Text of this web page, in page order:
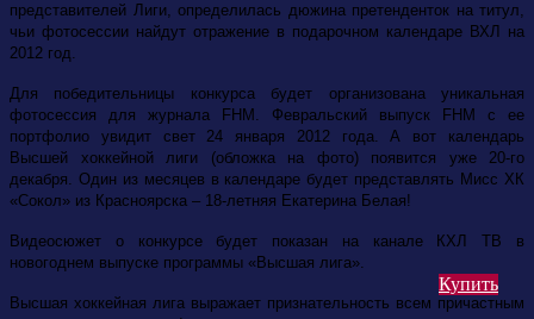
представителей Лиги, определилась дюжина претенденток на титул,
чьи фотосессии найдут отражение в подарочном календаре ВХЛ на
2012 год.
Для победительницы конкурса будет организована уникальная
фотосессия для журнала FHM. Февральский выпуск FHM c ее
портфолио увидит свет 24 января 2012 года. А вот календарь
Высшей хоккейной лиги (обложка на фото) появится уже 20-го
декабря. Один из месяцев в календаре будет представлять Мисс ХК
«Сокол» из Красноярска – 18-летняя Екатерина Белая!
Видеосюжет о конкурсе будет показан на канале КХЛ ТВ в
новогоднем выпуске программы «Высшая лига».
Высшая хоккейная лига выражает признательность всем причастным
Купить